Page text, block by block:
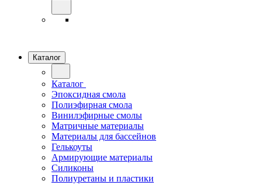
Каталог
Каталог
Эпоксидная смола
Полиэфирная смола
Винилэфирные смолы
Матричные материалы
Материалы для бассейнов
Гелькоуты
Армирующие материалы
Силиконы
Полиуретаны и пластики